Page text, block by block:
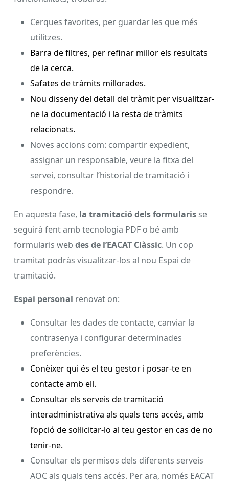
Cerques favorites, per guardar les que més
utilitzes.
Barra de filtres, per refinar millor els resultats
de la cerca.
Safates de tràmits millorades.
Nou disseny del detall del tràmit per visualitzar-
ne la documentació i la resta de tràmits
relacionats.
Noves accions com: compartir expedient,
assignar un responsable, veure la fitxa del
servei, consultar l’historial de tramitació i
respondre.
En aquesta fase, la tramitació dels formularis se
seguirà fent amb tecnologia PDF o bé amb
formularis web des de l’EACAT Clàssic. Un cop
tramitat podràs visualitzar-los al nou Espai de
tramitació.
Espai personal renovat on:
Consultar les dades de contacte, canviar la
contrasenya i configurar determinades
preferències.
Conèixer qui és el teu gestor i posar-te en
contacte amb ell.
Consultar els serveis de tramitació
interadministrativa als quals tens accés, amb
l’opció de sol·licitar-lo al teu gestor en cas de no
tenir-ne.
Consultar els permisos dels diferents serveis
AOC als quals tens accés. Per ara, només EACAT